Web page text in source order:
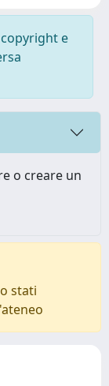
e
o creare un
stati